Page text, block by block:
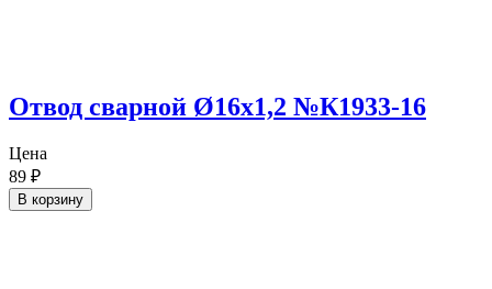
Отвод сварной Ø16х1,2 №К1933-16
Цена
89 ₽
В корзину